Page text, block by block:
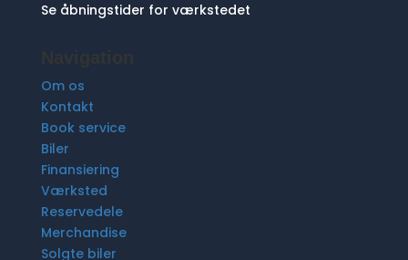
Se åbningstider for værkstedet
Om os
Kontakt
Book service
Biler
Finansiering
Værksted
Reservedele
Merchandise
Solgte biler